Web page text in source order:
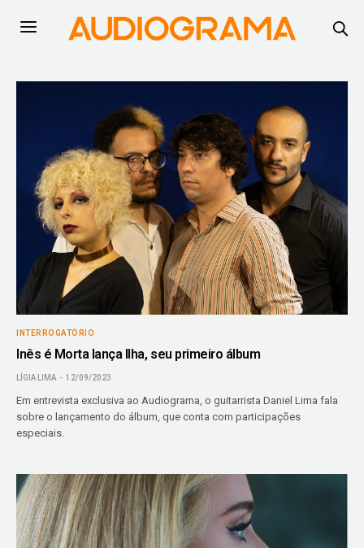
INTERROGATÓRIO
Inês é Morta lança Ilha, seu primeiro álbum
LÍGIA LIMA 12/09/2023
Em entrevista exclusiva ao Audiograma, o guitarrista Daniel Lima fala
sobre o lançamento do álbum, que conta com participações
especiais.